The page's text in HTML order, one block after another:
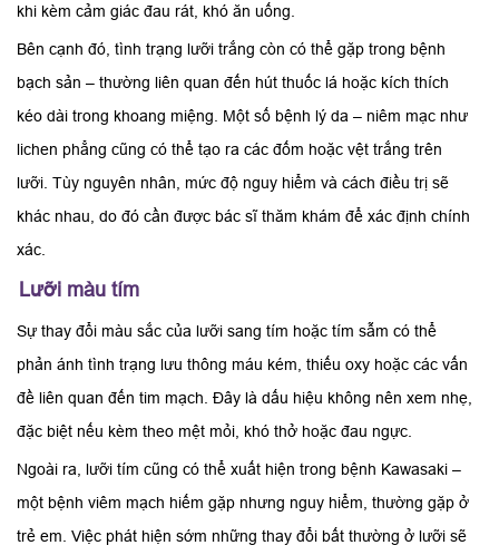
khi kèm cảm giác đau rát, khó ăn uống.
Bên cạnh đó, tình trạng lưỡi trắng còn có thể gặp trong bệnh
bạch sản – thường liên quan đến hút thuốc lá hoặc kích thích
kéo dài trong khoang miệng. Một số bệnh lý da – niêm mạc như
lichen phẳng cũng có thể tạo ra các đốm hoặc vệt trắng trên
lưỡi. Tùy nguyên nhân, mức độ nguy hiểm và cách điều trị sẽ
khác nhau, do đó cần được bác sĩ thăm khám để xác định chính
xác.
Lưỡi màu tím
Sự thay đổi màu sắc của lưỡi sang tím hoặc tím sẫm có thể
phản ánh tình trạng lưu thông máu kém, thiếu oxy hoặc các vấn
đề liên quan đến tim mạch. Đây là dấu hiệu không nên xem nhẹ,
đặc biệt nếu kèm theo mệt mỏi, khó thở hoặc đau ngực.
Ngoài ra, lưỡi tím cũng có thể xuất hiện trong bệnh Kawasaki –
một bệnh viêm mạch hiếm gặp nhưng nguy hiểm, thường gặp ở
trẻ em. Việc phát hiện sớm những thay đổi bất thường ở lưỡi sẽ